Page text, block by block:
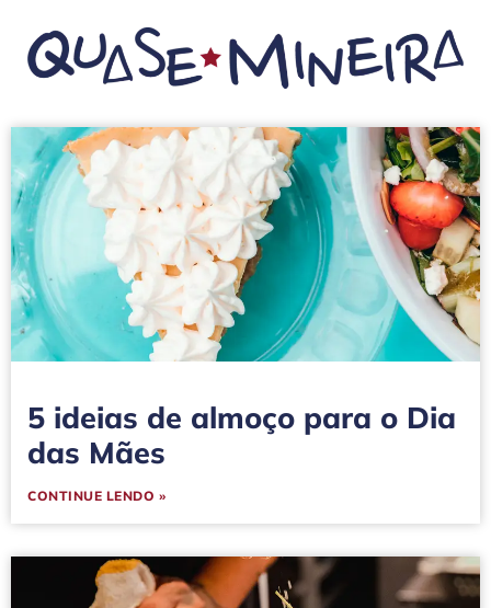
5 ideias de almoço para o Dia
das Mães
CONTINUE LENDO »